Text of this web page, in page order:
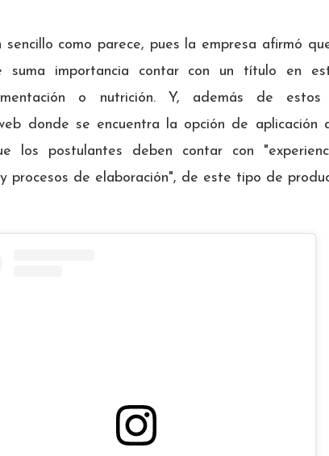
como parece, pues la empresa afirmó
importancia contar con un título en
o nutrición. Y, además de estos
donde se encuentra la opción de aplicación
los postulantes deben contar con
procesos de elaboración", de este tipo de